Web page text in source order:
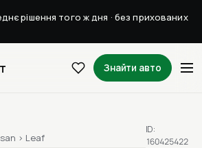
рішення того ж дня · без прихованих
Знайти авто
› Leaf
ID:
160425422